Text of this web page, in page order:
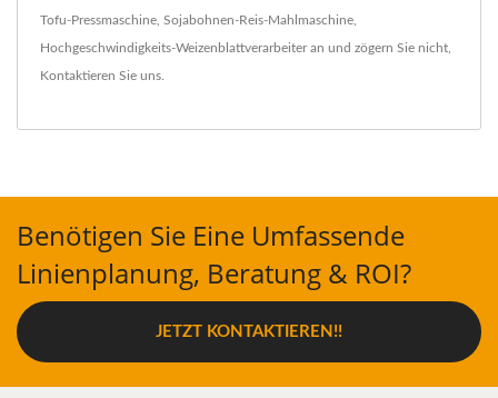
Tofu-Pressmaschine Sojabohnen-Reis-Mahlmaschine
Hochgeschwindigkeits-Weizenblattverarbeiteran und zögern Sie nicht,
Kontaktieren Sie uns
Benötigen Sie Eine Umfassende
Linienplanung, Beratung & ROI?
JETZT KONTAKTIEREN!!